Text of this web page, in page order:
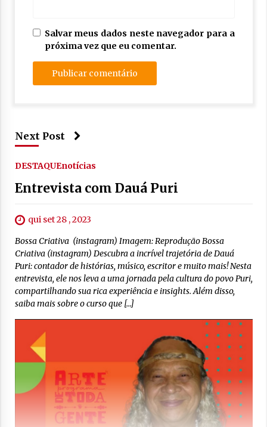
Salvar meus dados neste navegador para a
próxima vez que eu comentar.
Next Post
DESTAQUEnotícias
Entrevista com Dauá Puri
qui set 28 , 2023
Bossa Criativa (instagram) Imagem: Reprodução Bossa
Criativa (instagram) Descubra a incrível trajetória de Dauá
Puri: contador de histórias, músico, escritor e muito mais! Nesta
entrevista, ele nos leva a uma jornada pela cultura do povo Puri,
compartilhando sua rica experiência e insights. Além disso,
saiba mais sobre o curso que […]